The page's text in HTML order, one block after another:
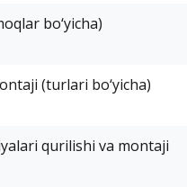
bo‘yicha)
(turlari bo‘yicha)
qurilishi va montaji